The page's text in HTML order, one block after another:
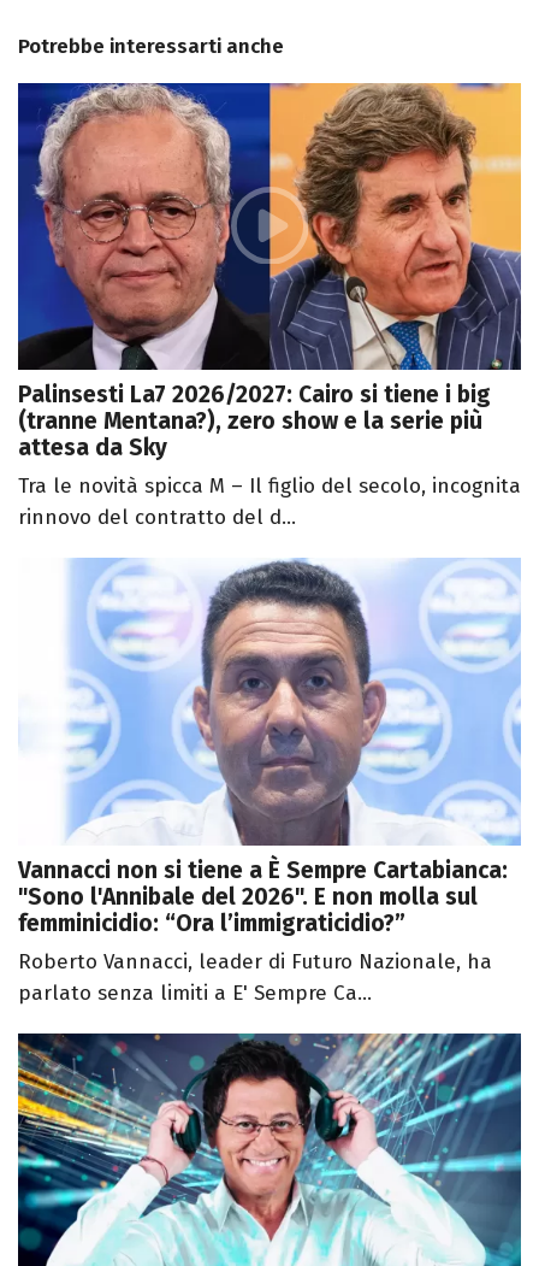
Potrebbe interessarti anche
Palinsesti La7 2026/2027: Cairo si tiene i big
(tranne Mentana?), zero show e la serie più
attesa da Sky
Tra le novità spicca M – Il figlio del secolo, incognita
rinnovo del contratto del d...
Vannacci non si tiene a È Sempre Cartabianca:
"Sono l'Annibale del 2026". E non molla sul
femminicidio: “Ora l’immigraticidio?”
Roberto Vannacci, leader di Futuro Nazionale, ha
parlato senza limiti a E' Sempre Ca...